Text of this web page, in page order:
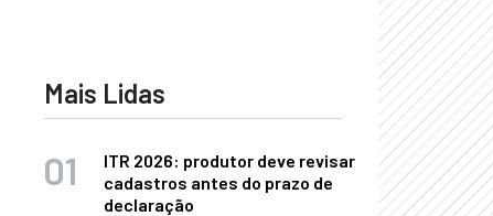
Mais Lidas
ITR 2026: produtor deve revisar
cadastros antes do prazo de
declaração